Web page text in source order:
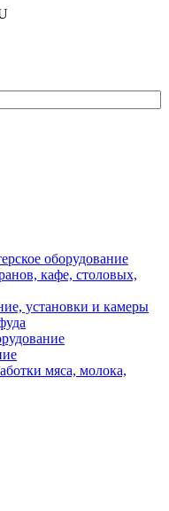
оборудование
кафе, столовых,
установки и камеры
мяса, молока,